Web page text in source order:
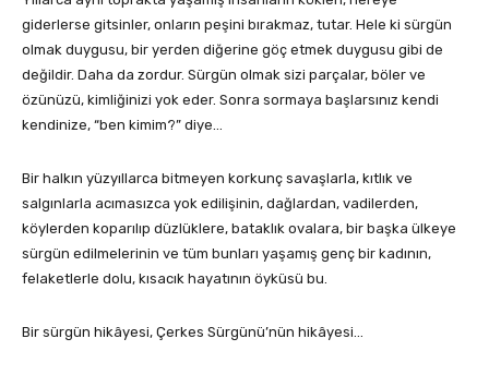
giderlerse gitsinler, onların peşini bırakmaz, tutar. Hele ki sürgün
olmak duygusu, bir yerden diğerine göç etmek duygusu gibi de
değildir. Daha da zordur. Sürgün olmak sizi parçalar, böler ve
özünüzü, kimliğinizi yok eder. Sonra sormaya başlarsınız kendi
kendinize, “ben kimim?” diye…
Bir halkın yüzyıllarca bitmeyen korkunç savaşlarla, kıtlık ve
salgınlarla acımasızca yok edilişinin, dağlardan, vadilerden,
köylerden koparılıp düzlüklere, bataklık ovalara, bir başka ülkeye
sürgün edilmelerinin ve tüm bunları yaşamış genç bir kadının,
felaketlerle dolu, kısacık hayatının öyküsü bu.
Bir sürgün hikâyesi, Çerkes Sürgünü’nün hikâyesi…